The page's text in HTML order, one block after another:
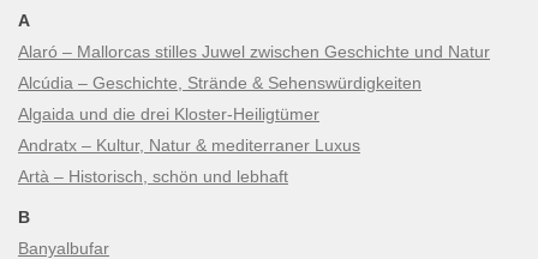
A
Alaró – Mallorcas stilles Juwel zwischen Geschichte und Natur
Alcúdia – Geschichte, Strände & Sehenswürdigkeiten
Algaida und die drei Kloster-Heiligtümer
Andratx – Kultur, Natur & mediterraner Luxus
Artà – Historisch, schön und lebhaft
B
Banyalbufar